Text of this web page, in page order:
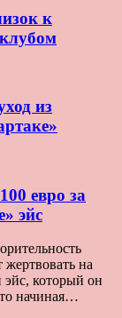
к
из
евро за
эйс
на
эйс, который он
начиная…